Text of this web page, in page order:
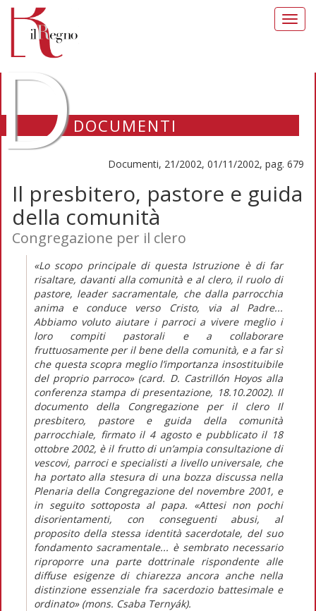
DOCUMENTI
Documenti, 21/2002, 01/11/2002, pag. 679
Il presbitero, pastore e guida
della comunità
Congregazione per il clero
«Lo scopo principale di questa Istruzione è di far
risaltare, davanti alla comunità e al clero, il ruolo di
pastore, leader sacramentale, che dalla parrocchia
anima e conduce verso Cristo, via al Padre...
Abbiamo voluto aiutare i parroci a vivere meglio i
loro compiti pastorali e a collaborare
fruttuosamente per il bene della comunità, e a far sì
che questa scopra meglio l’importanza insostituibile
del proprio parroco» (card. D. Castrillón Hoyos alla
conferenza stampa di presentazione, 18.10.2002). Il
documento della Congregazione per il clero Il
presbitero, pastore e guida della comunità
parrocchiale, firmato il 4 agosto e pubblicato il 18
ottobre 2002, è il frutto di un’ampia consultazione di
vescovi, parroci e specialisti a livello universale, che
ha portato alla stesura di una bozza discussa nella
Plenaria della Congregazione del novembre 2001, e
in seguito sottoposta al papa. «Attesi non pochi
disorientamenti, con conseguenti abusi, al
proposito della stessa identità sacerdotale, del suo
fondamento sacramentale... è sembrato necessario
riproporre una parte dottrinale rispondente alle
diffuse esigenze di chiarezza ancora anche nella
distinzione essenziale fra sacerdozio battesimale e
ordinato» (mons. Csaba Ternyák).